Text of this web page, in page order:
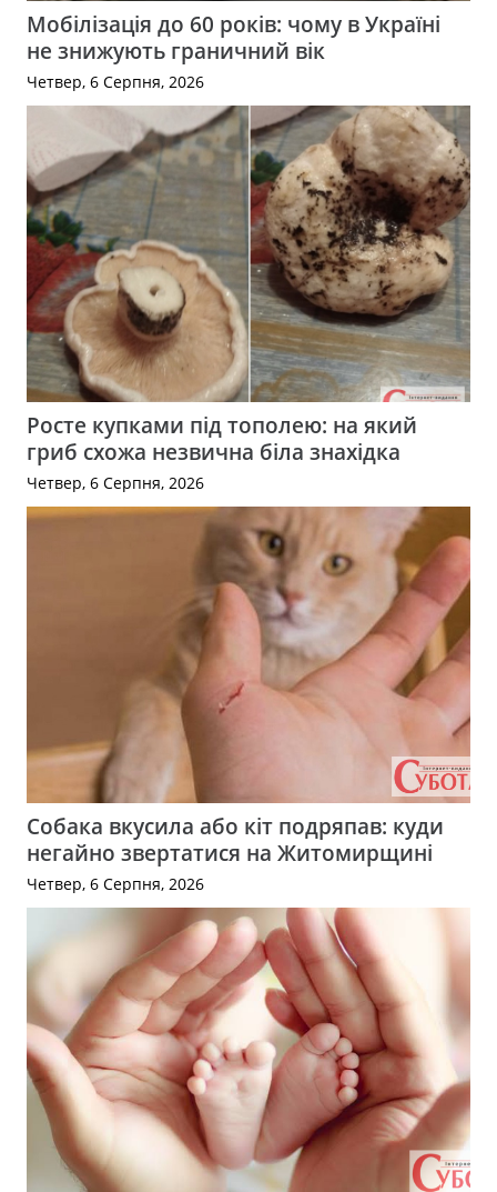
Мобілізація до 60 років: чому в Україні
не знижують граничний вік
Четвер, 6 Серпня, 2026
Росте купками під тополею: на який
гриб схожа незвична біла знахідка
Четвер, 6 Серпня, 2026
Собака вкусила або кіт подряпав: куди
негайно звертатися на Житомирщині
Четвер, 6 Серпня, 2026